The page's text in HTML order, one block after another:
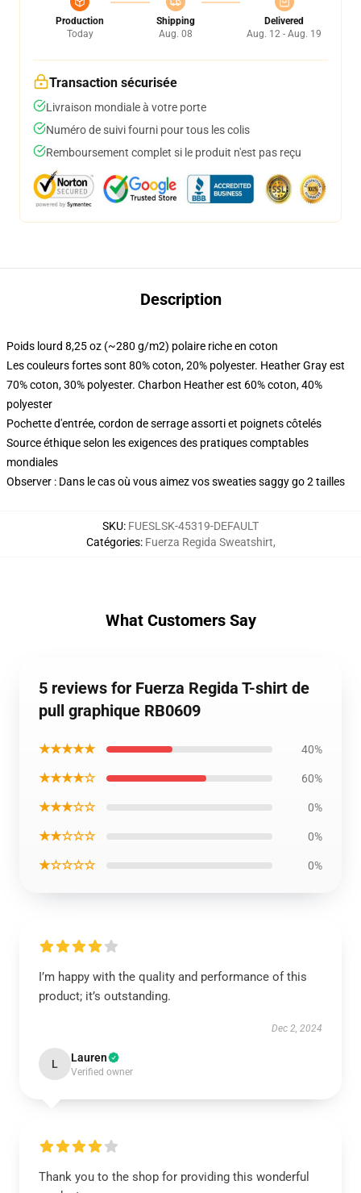
Production
Today
Shipping
Aug. 08
Delivered
Aug. 12 - Aug. 19
Transaction sécurisée
Livraison mondiale à votre porte
Numéro de suivi fourni pour tous les colis
Remboursement complet si le produit n'est pas reçu
Description
Poids lourd 8,25 oz (~280 g/m2) polaire riche en coton
Les couleurs fortes sont 80% coton, 20% polyester. Heather Gray est
70% coton, 30% polyester. Charbon Heather est 60% coton, 40%
polyester
Pochette d'entrée, cordon de serrage assorti et poignets côtelés
Source éthique selon les exigences des pratiques comptables
mondiales
Observer : Dans le cas où vous aimez vos sweaties saggy go 2 tailles
SKU: FUESLSK-45319-DEFAULT
Catégories: Fuerza Regida Sweatshirt,
What Customers Say
5 reviews for Fuerza Regida T-shirt de
pull graphique RB0609
★★★★★ 40%
★★★★☆ 60%
★★★☆☆ 0%
★★☆☆☆ 0%
★☆☆☆☆ 0%
I’m happy with the quality and performance of this
product; it’s outstanding.
Dec 2, 2024
L Lauren
Verified owner
Thank you to the shop for providing this wonderful